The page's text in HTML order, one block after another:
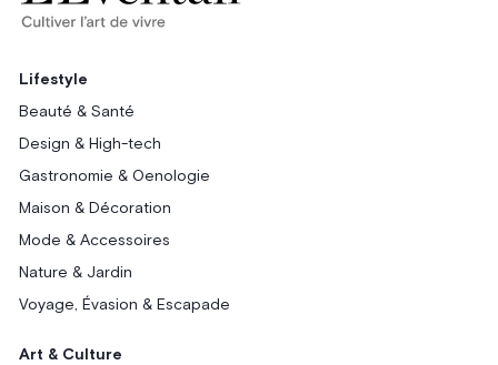
Lifestyle
Beauté & Santé
Design & High-tech
Gastronomie & Oenologie
Maison & Décoration
Mode & Accessoires
Nature & Jardin
Voyage, Évasion & Escapade
Art & Culture